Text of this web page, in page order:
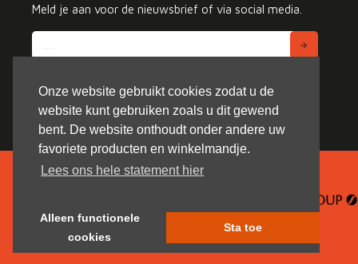
Onze website gebruikt cookies zodat u de
website kunt gebruiken zoals u dit gewend
bent. De website onthoudt onder andere uw
favoriete producten en winkelmandje.
Lees ons hele statement hier
Alleen functionele
cookies
Sta toe
Meld je aan voor de nieuwsbrief of via social media.